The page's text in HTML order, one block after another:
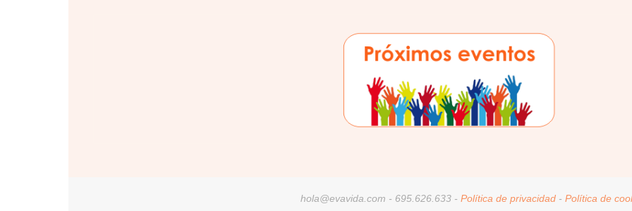
hola@evavida.com - 695.626.633 - Política de privacidad- Política de